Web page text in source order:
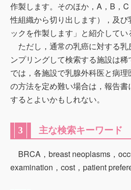
作製します。そのほか，A，B，
性組織から切り出します），及
ックを作製します」と紹介してい
ただし，通常の乳癌に対する
ンプリングして検索する施設は
では，各施設で乳腺外科医と病
の方法を定め難い場合は，報告
するとよいかもしれない。
3 主な検索キーワード
BRCA，breast neoplasms，
examination，cost，patient